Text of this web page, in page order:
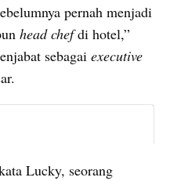
head chef di hotel,”
sebagai executive